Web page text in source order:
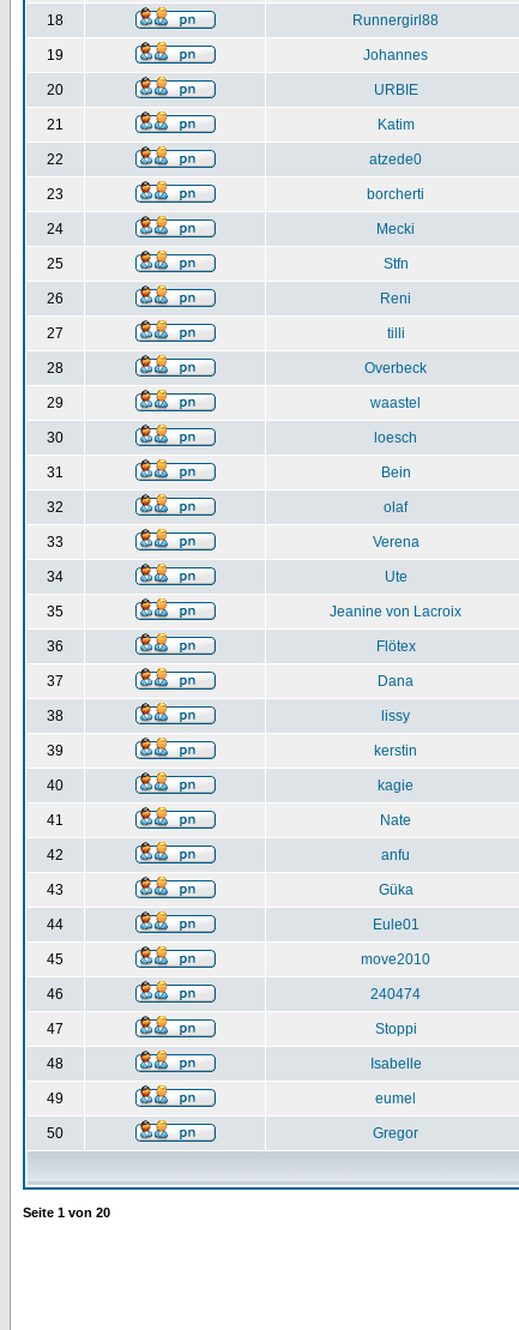
18 Runnergirl88
19 Johannes
20 URBIE
21 Katim
22 atzede0
23 borcherti
24 Mecki
25 Stfn
26 Reni
27 tilli
28 Overbeck
29 waastel
30 loesch
31 Bein
32 olaf
33 Verena
34 Ute
35 Jeanine von Lacroix
36 Flötex
37 Dana
38 lissy
39 kerstin
40 kagie
41 Nate
42 anfu
43 Güka
44 Eule01
45 move2010
46 240474
47 Stoppi
48 Isabelle
49 eumel
50 Gregor
Seite 1 von 20